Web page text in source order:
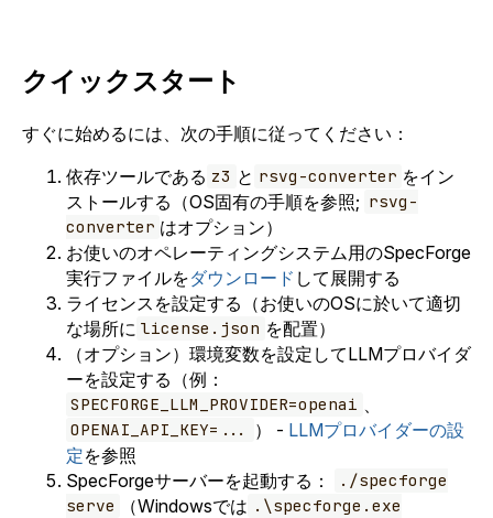
クイックスタート
すぐに始めるには、次の手順に従ってください：
依存ツールである z3 と rsvg-converter をイン
ストールする（OS固有の手順を参照; rsvg-
converter はオプション）
お使いのオペレーティングシステム用のSpecForge
実行ファイルをダウンロード して展開する
ライセンスを設定する（お使いのOSに於いて適切
な場所に license.json を配置）
（オプション）環境変数を設定してLLMプロバイダ
ーを設定する（例：
SPECFORGE_LLM_PROVIDER=openai
OPENAI_API_KEY=... ） - LLMプロバイダーの設
定を参照
SpecForgeサーバーを起動する：
./specforge
serve
（Windowsでは .\specforge.exe